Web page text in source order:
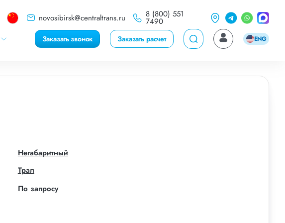
novosibirsk@centraltrans.ru 8 (800) 551
7490
Заказать звонок Заказать расчет ENG
Негабаритный
Трал
По запросу